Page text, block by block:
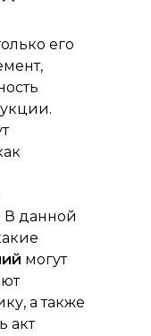
его
В данной
могут
а также
акт